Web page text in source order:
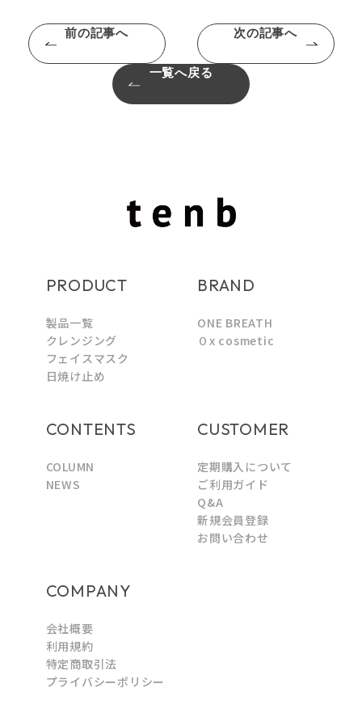
前の記事へ
一覧へ戻る
次の記事へ
PRODUCT
製品一覧
クレンジング
フェイスマスク
日焼け止め
BRAND
ONE BREATH
０x cosmetic
CONTENTS
COLUMN
NEWS
CUSTOMER
定期購入について
ご利用ガイド
Q&A
新規会員登録
お問い合わせ
COMPANY
会社概要
利用規約
特定商取引法
プライバシーポリシー